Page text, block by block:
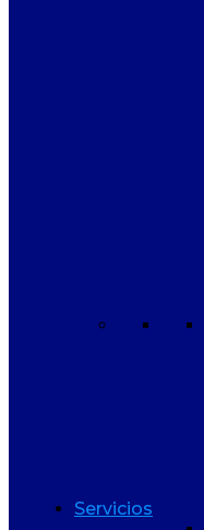
Servicios